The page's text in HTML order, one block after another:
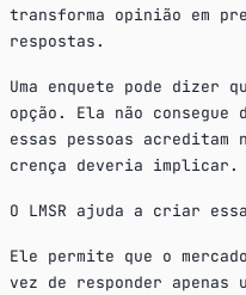
transforma opinião em
respostas.
Uma enquete pode dizer
opção. Ela não consegue
essas pessoas acreditam
crença deveria implicar.
O LMSR ajuda a criar
Ele permite que o
vez de responder